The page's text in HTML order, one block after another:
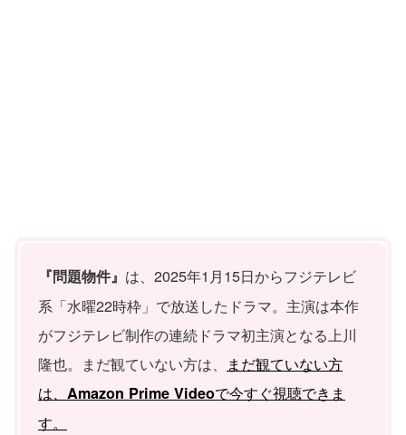
『問題物件』 は、2025年1月15日からフジテレビ
系「水曜22時枠」で放送したドラマ。主演は本作
がフジテレビ制作の連続ドラマ初主演となる上川
隆也。まだ観ていない方は、
まだ観ていない方
は、 Amazon Prime Videoで今すぐ視聴できま
す。